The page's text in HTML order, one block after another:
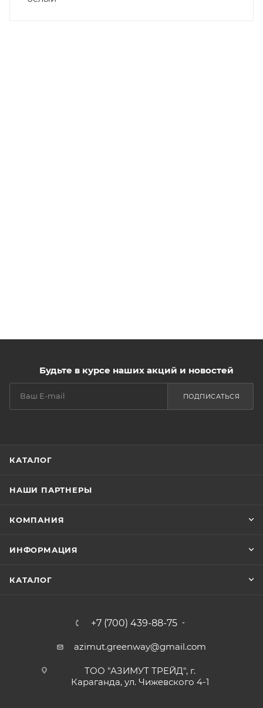
Будьте в курсе наших акций и новостей
ПОДПИСАТЬСЯ
КАТАЛОГ
НАШИ ПАРТНЕРЫ
КОМПАНИЯ
ИНФОРМАЦИЯ
КАТАЛОГ
+7 (700) 439-88-75
azimut.greenway@gmail.com
ТОО "АЗИМУТ ТРЕЙД", г.
Караганда, ул. Чижевского 4-1